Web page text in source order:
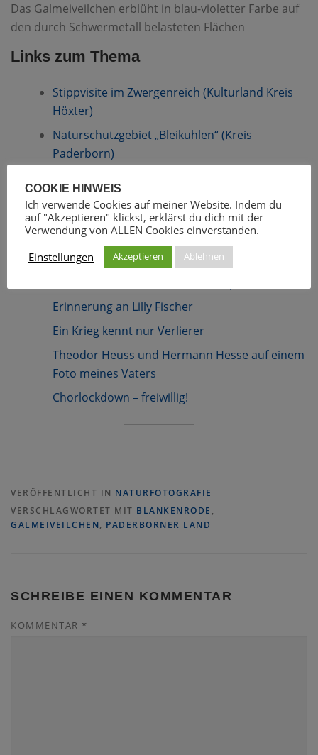
Das Galmeiveilchen erblüht in blau-violetter Farbe auf
den durch Schwermetall belasteten Flächen
Links zum Thema
Stippvisite im Zwergenreich (Kulturland Kreis
Höxter)
Naturschutzgebiet „Bleikuhlen“ (Kreis
Paderborn)
Letzte Blogbeiträge:
125 Jahre Pater Heinrich Emmerich – Der
Erinnerung an Lilly Fischer
Ein Krieg kennt nur Verlierer
Theodor Heuss und Hermann Hesse auf einem
Foto meines Vaters
Chorlockdown – freiwillig!
VERÖFFENTLICHT IN NATURFOTOGRAFIE
VERSCHLAGWORTET MIT BLANKENRODE ,
GALMEIVEILCHEN, PADERBORNER LAND
SCHREIBE EINEN KOMMENTAR
KOMMENTAR *
COOKIE HINWEIS
Ich verwende Cookies auf meiner Website. Indem du
auf "Akzeptieren" klickst, erklärst du dich mit der
Verwendung von ALLEN Cookies einverstanden.
Einstellungen
Akzeptieren Ablehnen